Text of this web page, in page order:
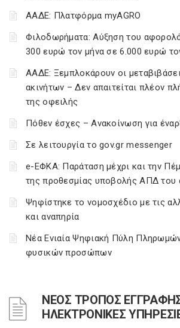
ΑΑΔΕ: Πλατφόρμα myAGRO
Φιλοδωρήματα: Αύξηση του
300 ευρώ τον μήνα σε 6.000 ευρώ
ΑΑΔΕ: Ξεμπλοκάρουν οι
ακινήτων – Δεν απαιτείται πλέον
της οφειλής
Πόθεν έσχες – Ανακοίνωση για
Σε λειτουργία το gov.gr messenger
e-ΕΦΚΑ: Παράταση μέχρι και την
της προθεσμίας υποβολής ΑΠΔ
Ψηφίστηκε το νομοσχέδιο με τις
και αναπηρία
Νέα Ενιαία Ψηφιακή Πύλη
φυσικών προσώπων
ΝΕΟΣ ΤΡΟΠΟΣ
ΗΛΕΚΤΡΟΝΙΚΕΣ